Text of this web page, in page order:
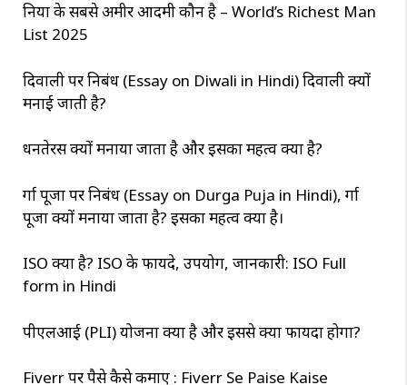
दुनिया के सबसे अमीर आदमी कौन है – World’s Richest Man
List 2025
दिवाली पर निबंध (Essay on Diwali in Hindi) दिवाली क्यों
मनाई जाती है?
धनतेरस क्यों मनाया जाता है और इसका महत्व क्या है?
दुर्गा पूजा पर निबंध (Essay on Durga Puja in Hindi), दुर्गा
पूजा क्यों मनाया जाता है? इसका महत्व क्या है।
ISO क्या है? ISO के फायदे, उपयोग, जानकारी: ISO Full
form in Hindi
पीएलआई (PLI) योजना क्या है और इससे क्या फायदा होगा?
Fiverr पर पैसे कैसे कमाए : Fiverr Se Paise Kaise